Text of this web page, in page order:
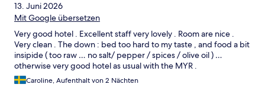
13. Juni 2026
Mit Google übersetzen
Very good hotel . Excellent staff very lovely . Room are nice .
Very clean . The down : bed too hard to my taste , and food a bit
insipide ( too raw … no salt/ pepper / spices / olive oil ) …
otherwise very good hotel as usual with the MYR .
Caroline, Aufenthalt von 2 Nächten